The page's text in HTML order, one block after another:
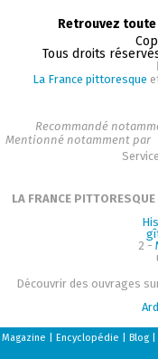
Retrouvez toute
Tous droits
La France pittoresque
Recommandé
Mentionné notamment par
LA FRANCE PITTORESQUE
2 -
Découvrir des ouvrages
Magazine Encyclopédie Blog|